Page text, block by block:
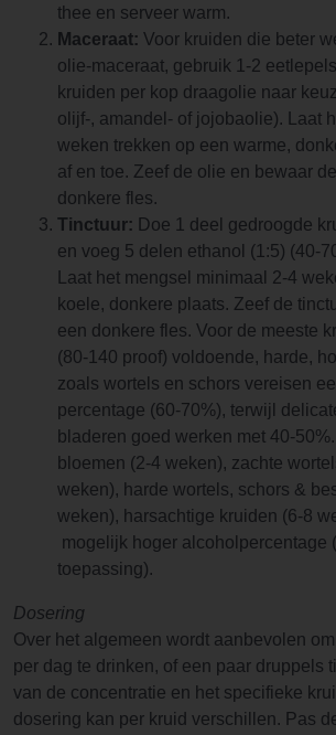
thee en serveer warm.
Maceraat: Voor kruiden die beter
olie-maceraat, gebruik 1-2
kruiden per kop draagolie naar
olijf-, amandel- of jojobaolie). Laat
weken trekken op een warme,
af en toe. Zeef de olie en bewaar
donkere fles.
Tinctuur: Doe 1 deel gedroogde
en voeg 5 delen ethanol (1:5) (40-
Laat het mengsel minimaal 2-4
koele, donkere plaats. Zeef de
een donkere fles. Voor de meeste
(80-140 proof) voldoende, harde,
zoals wortels en schors vereisen
percentage (60-70%), terwijl
bladeren goed werken met 40-
bloemen (2-4 weken), zachte
weken), harde wortels, schors &
weken), harsachtige kruiden (6-8
mogelijk hoger alcoholpercentage
toepassing).
Dosering
Over het algemeen wordt aanbevolen
per dag te drinken, of een paar druppels
van de concentratie en het specifieke
dosering kan per kruid verschillen. Pas